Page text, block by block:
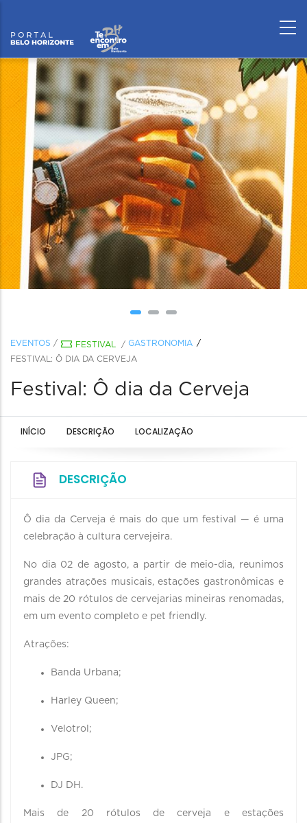
EVENTOS / FESTIVAL / GASTRONOMIA
FESTIVAL: Ô DIA DA CERVEJA
Festival: Ô dia da Cerveja
INÍCIO DESCRIÇÃO LOCALIZAÇÃO
DESCRIÇÃO
Ô dia da Cerveja é mais do que um festival — é uma
celebração à cultura cervejeira.
No dia 02 de agosto, a partir de meio-dia, reunimos
grandes atrações musicais, estações gastronômicas e
mais de 20 rótulos de cervejarias mineiras renomadas,
em um evento completo e pet friendly.
Atrações:
Banda Urbana;
Harley Queen;
Velotrol;
JPG;
DJ DH.
Mais de 20 rótulos de cerveja e estações